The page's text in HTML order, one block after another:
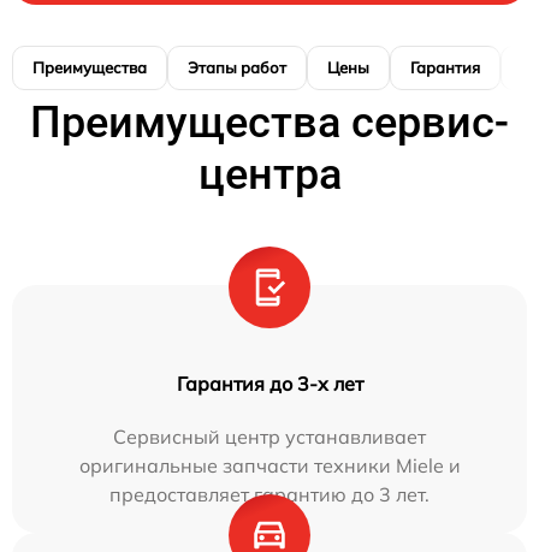
Преимущества Этапы работ Цены Гарантия
Преимущества сервис-
центра
Гарантия до 3-х лет
Сервисный центр устанавливает
оригинальные запчасти техники Miele и
предоставляет гарантию до 3 лет.